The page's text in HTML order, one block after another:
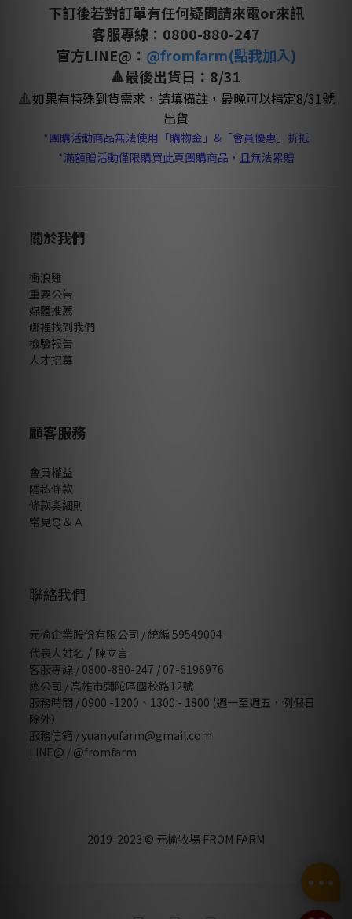
下訂後若對訂單有任何疑問請來電or來訊
客服專線：0800-880-247
官方LINE@： @fromfarm(點我加入)
🔺最後出貨日：8/31
🔺如果有特殊到貨需求，請填備註， 最晚可以指定8/31號
出貨
*團購活動商品無法使用「購物金」&「會員優惠」折抵
*滿額贈活動僅限購買此頁團購商品，且無法累贈
關於我們
衝浪雞
重要公告
媒體推薦
哪裡找到我們
檢驗報告
人才招募
顧客服務
會員權益
隱私條款
條款與細則
常見Ｑ＆Ａ
聯絡我們
元榆企業股份有限公司 / 統編 59549004
代表人姓名 / 陳立言
客服專線 / 0800-880-247 / 07-6196976
總公司 / 高雄市彌陀區國校路12號
服務時間 / 0900 -1200、1300 - 1800 (週一至週五，例假日
除外）
服務信箱 / yuanyufarm@gmail.com
LINE@ / @fromfarm
2019-2023 © 元榆牧場 FROM FARM